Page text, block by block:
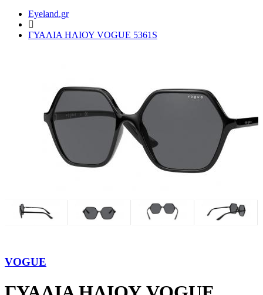
Eyeland.gr
ΓΥΑΛΙΑ ΗΛΙΟΥ VOGUE 5361S
VOGUE